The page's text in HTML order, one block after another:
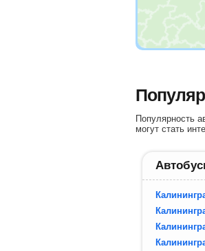
Популярность
могут стать